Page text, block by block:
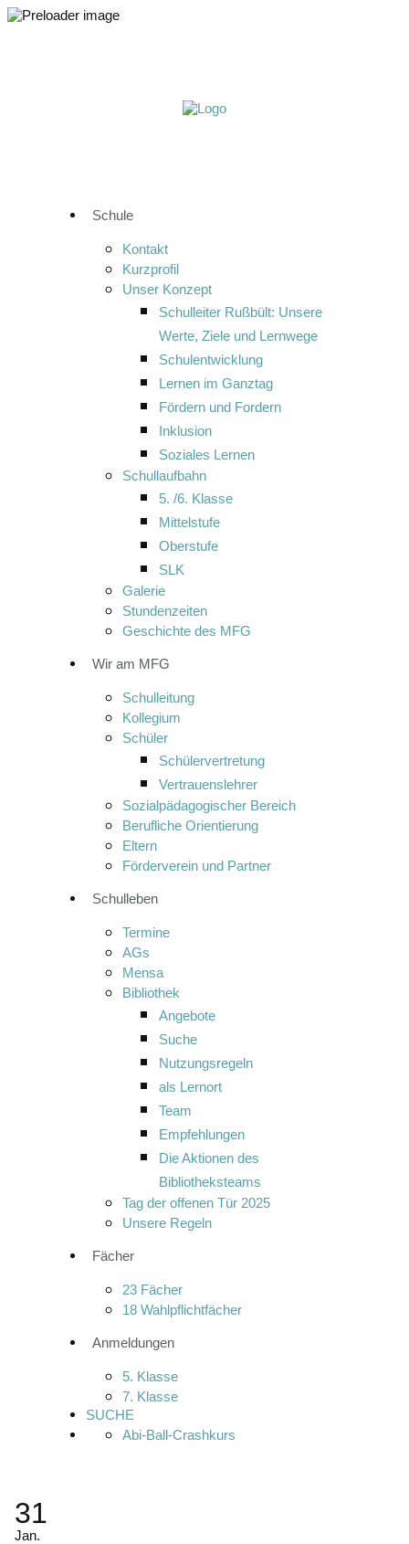
Schule
Kontakt
Kurzprofil
Unser Konzept
Schulleiter Rußbült: Unsere
Werte, Ziele und Lernwege
Schulentwicklung
Lernen im Ganztag
Fördern und Fordern
Inklusion
Soziales Lernen
Schullaufbahn
5. /6. Klasse
Mittelstufe
Oberstufe
SLK
Galerie
Stundenzeiten
Geschichte des MFG
Wir am MFG
Schulleitung
Kollegium
Schüler
Schülervertretung
Vertrauenslehrer
Sozialpädagogischer Bereich
Berufliche Orientierung
Eltern
Förderverein und Partner
Schulleben
Termine
AGs
Mensa
Bibliothek
Angebote
Suche
Nutzungsregeln
als Lernort
Team
Empfehlungen
Die Aktionen des
Bibliotheksteams
Tag der offenen Tür 2025
Unsere Regeln
Fächer
23 Fächer
18 Wahlpflichtfächer
Anmeldungen
5. Klasse
7. Klasse
SUCHE
Abi-Ball-Crashkurs
31
Jan.